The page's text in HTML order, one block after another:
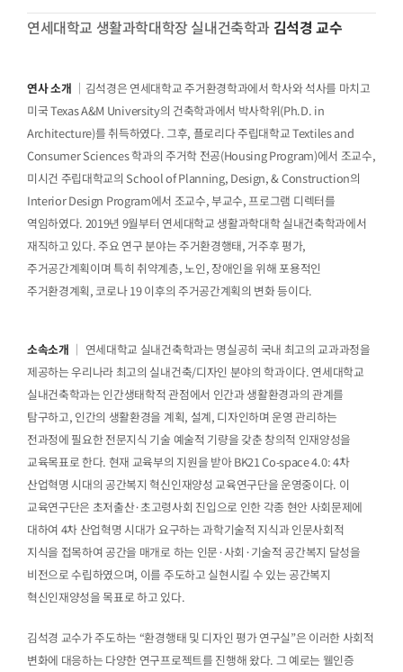
연세대학교 생활과학대학장 실내건축학과 김석경 교수
연사 소개 ｜김석경은 연세대학교 주거환경학과에서 학사와 석사를 마치고
미국 Texas A&M University의 건축학과에서 박사학위(Ph.D. in
Architecture)를 취득하였다. 그후, 플로리다 주립대학교 Textiles and
Consumer Sciences 학과의 주거학 전공(Housing Program)에서 조교수,
미시건 주립대학교의 School of Planning, Design, & Construction의
Interior Design Program에서 조교수, 부교수, 프로그램 디렉터를
역임하였다. 2019년 9월부터 연세대학교 생활과학대학 실내건축학과에서
재직하고 있다. 주요 연구 분야는 주거환경행태, 거주후 평가,
주거공간계획이며 특히 취약계층, 노인, 장애인을 위해 포용적인
주거환경계획, 코로나 19 이후의 주거공간계획의 변화 등이다.
소속소개 ｜ 연세대학교 실내건축학과는 명실공히 국내 최고의 교과과정을
제공하는 우리나라 최고의 실내건축/디자인 분야의 학과이다. 연세대학교
실내건축학과는 인간생태학적 관점에서 인간과 생활환경과의 관계를
탐구하고, 인간의 생활환경을 계획, 설계, 디자인하며 운영 관리하는
전과정에 필요한 전문지식 기술 예술적 기량을 갖춘 창의적 인재양성을
교육목표로 한다. 현재 교육부의 지원을 받아 BK21 Co-space 4.0: 4차
산업혁명 시대의 공간복지 혁신인재양성 교육연구단을 운영중이다. 이
교육연구단은 초저출산·초고령사회 진입으로 인한 각종 현안 사회문제에
대하여 4차 산업혁명 시대가 요구하는 과학기술적 지식과 인문사회적
지식을 접목하여 공간을 매개로 하는 인문·사회·기술적 공간복지 달성을
비전으로 수립하였으며, 이를 주도하고 실현시킬 수 있는 공간복지
혁신인재양성을 목표로 하고 있다.
김석경 교수가 주도하는 “환경행태 및 디자인 평가 연구실”은 이러한 사회적
변화에 대응하는 다양한 연구프로젝트를 진행해 왔다. 그 예로는 웰인증